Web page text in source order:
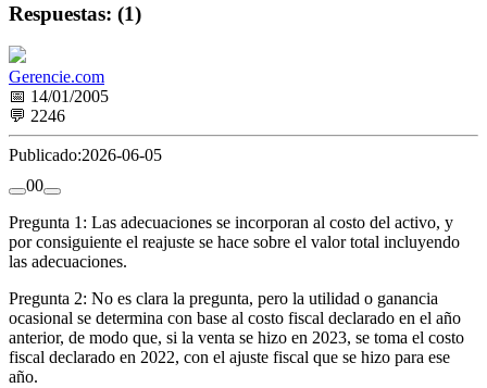
Respuestas: (1)
Gerencie.com
📅 14/01/2005
💬 2246
Publicado:2026-06-05
00
Pregunta 1: Las adecuaciones se incorporan al costo del activo, y
por consiguiente el reajuste se hace sobre el valor total incluyendo
las adecuaciones.
Pregunta 2: No es clara la pregunta, pero la utilidad o ganancia
ocasional se determina con base al costo fiscal declarado en el año
anterior, de modo que, si la venta se hizo en 2023, se toma el costo
fiscal declarado en 2022, con el ajuste fiscal que se hizo para ese
año.